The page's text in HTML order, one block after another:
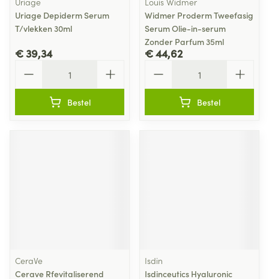
Uriage Depiderm Serum
T/vlekken 30ml
€ 39,34
Bestel
Widmer Proderm Tweefasig
Serum Olie-in-serum
Zonder Parfum 35ml
€ 44,62
Bestel
CeraVe
Cerave Rfevitaliserend
Isdin
Isdinceutics Hyaluronic